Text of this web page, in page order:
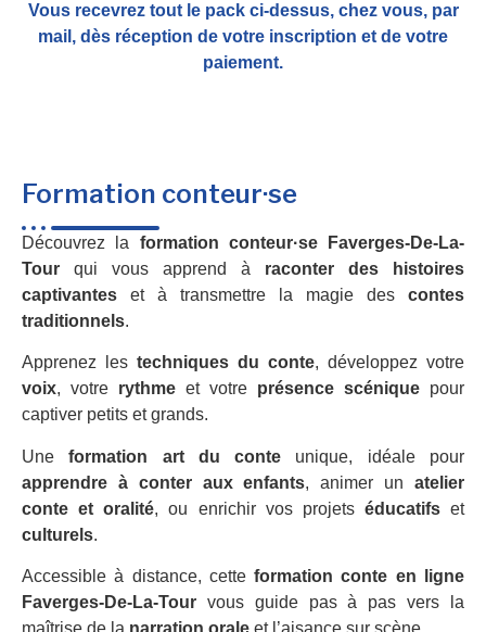
Vous recevrez tout le pack ci-dessus, chez vous, par
mail, dès réception de votre inscription et de votre
paiement.
Formation conteur·se
Découvrez la formation conteur·se Faverges-De-La-
Tour qui vous apprend à raconter des histoires
captivantes et à transmettre la magie des contes
traditionnels.
Apprenez les techniques du conte, développez votre
voix, votre rythme et votre présence scénique pour
captiver petits et grands.
Uneformation art du conte unique, idéale pour
apprendre à conter aux enfants, animer unatelier
conte et oralité, ou enrichir vos projets éducatifset
culturels.
Accessible à distance, cetteformation conte en ligne
Faverges-De-La-Tour vous guide pas à pas vers la
maîtrise de la narration orale et l’aisance sur scène.